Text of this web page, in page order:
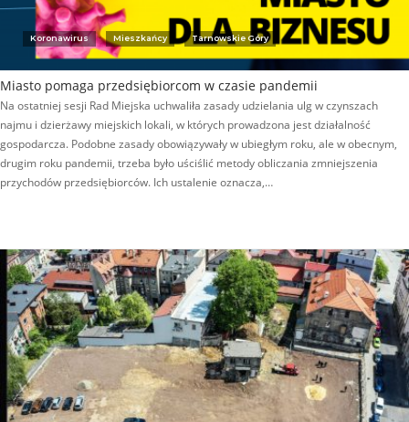
Koronawirus Mieszkańcy Tarnowskie Góry
Miasto pomaga przedsiębiorcom w czasie pandemii
Na ostatniej sesji Rad Miejska uchwaliła zasady udzielania ulg w czynszach
najmu i dzierżawy miejskich lokali, w których prowadzona jest działalność
gospodarcza. Podobne zasady obowiązywały w ubiegłym roku, ale w obecnym,
drugim roku pandemii, trzeba było uściślić metody obliczania zmniejszenia
przychodów przedsiębiorców. Ich ustalenie oznacza,…